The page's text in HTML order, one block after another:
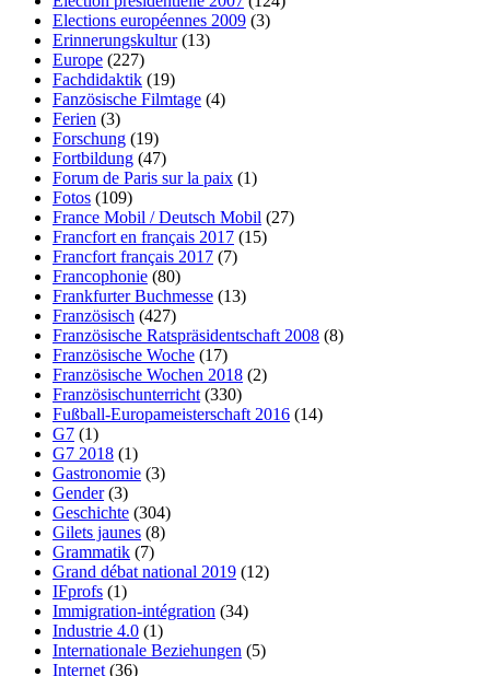
Elections européennes 2009 (3)
Erinnerungskultur(13)
Europe (227)
Fachdidaktik (19)
Fanzösische Filmtage (4)
Ferien (3)
Forschung (19)
Fortbildung (47)
Forum de Paris sur la paix (1)
Fotos (109)
France Mobil / Deutsch Mobil (27)
Francfort en français 2017 (15)
Francfort français 2017 (7)
Francophonie (80)
Frankfurter Buchmesse (13)
Französisch (427)
Französische Ratspräsidentschaft 2008 (8)
Französische Woche (17)
Französische Wochen 2018 (2)
Französischunterricht (330)
Fußball-Europameisterschaft 2016 (14)
G7 (1)
G7 2018 (1)
Gastronomie (3)
Gender(3)
Geschichte (304)
Gilets jaunes (8)
Grammatik (7)
Grand débat national 2019 (12)
IFprofs (1)
Immigration-intégration (34)
Industrie 4.0 (1)
Internationale Beziehungen (5)
Internet (36)